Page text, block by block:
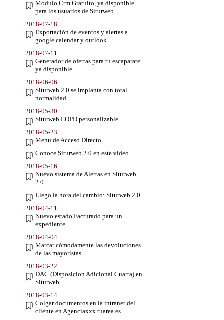
Modulo Crm Gratuito, ya disponible
para los usuarios de Siturweb
2018-07-18
Exportación de eventos y alertas a
google calendar y outlook
2018-07-11
Generador de ofertas para tu escaparate
ya disponible
2018-06-06
Siturweb 2.0 se implanta con total
normalidad.
2018-05-30
Siturweb LOPD personalizable
2018-05-23
Menu de Acceso Directo
Conoce Siturweb 2.0 en este video
2018-05-16
Nuevo sistema de Alertas en Siturweb
2.0
Llego la hora del cambio: Siturweb 2.0
2018-04-11
Nuevo estado Facturado para un
expediente
2018-04-04
Marcar cómodamente las devoluciones
de las mayoristas
2018-03-22
DAC (Disposicion Adicional Cuarta) en
Siturweb
2018-03-14
Colgar documentos en la intranet del
cliente en Agenciaxxx.tuarea.es